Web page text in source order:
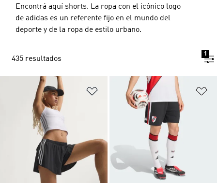
Encontrá aquí shorts. La ropa con el icónico logo
de adidas es un referente fijo en el mundo del
deporte y de la ropa de estilo urbano.
435 resultados
1
Añadir a la lista de deseos